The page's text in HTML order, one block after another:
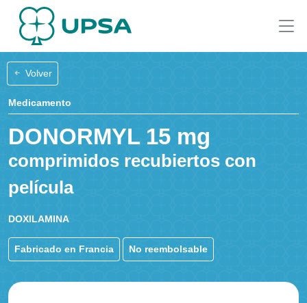
Volver
Medicamento
DONORMYL 15 mg
comprimidos recubiertos con
película
DOXILAMINA
Fabricado en Francia No reembolsable